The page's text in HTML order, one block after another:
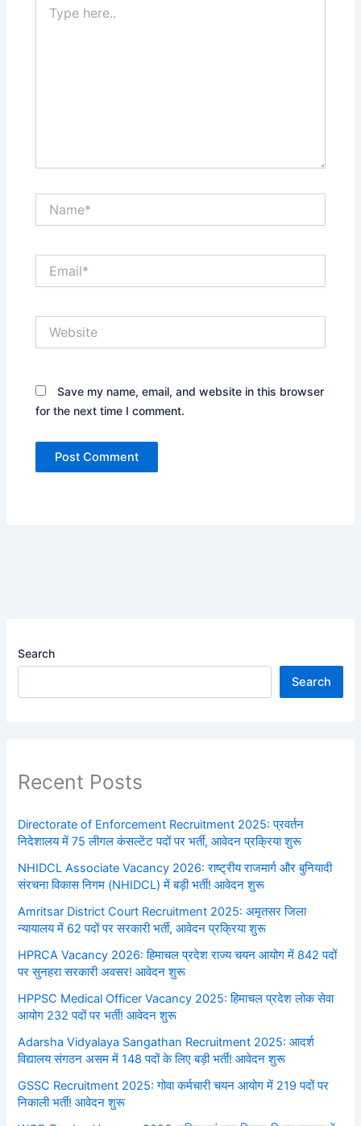
here..
Save my name, email, and website in this browser
for the next time I comment.
Search
Search
Recent Posts
Directorate of Enforcement Recruitment 2025: प्रवर्तन
निदेशालय में 75 लीगल कंसल्टेंट पदों पर भर्ती, आवेदन प्रक्रिया शुरू
NHIDCL Associate Vacancy 2026: राष्ट्रीय राजमार्ग और बुनियादी
संरचना विकास निगम (NHIDCL) में बड़ी भर्ती! आवेदन शुरू
Amritsar District Court Recruitment 2025: अमृतसर जिला
न्यायालय में 62 पदों पर सरकारी भर्ती, आवेदन प्रक्रिया शुरू
HPRCA Vacancy 2026: हिमाचल प्रदेश राज्य चयन आयोग में 842 पदों
पर सुनहरा सरकारी अवसर! आवेदन शुरू
HPPSC Medical Officer Vacancy 2025: हिमाचल प्रदेश लोक सेवा
आयोग 232 पदों पर भर्ती! आवेदन शुरू
Adarsha Vidyalaya Sangathan Recruitment 2025: आदर्श
विद्यालय संगठन असम में 148 पदों के लिए बड़ी भर्ती! आवेदन शुरू
GSSC Recruitment 2025: गोवा कर्मचारी चयन आयोग में 219 पदों पर
निकाली भर्ती! आवेदन शुरू